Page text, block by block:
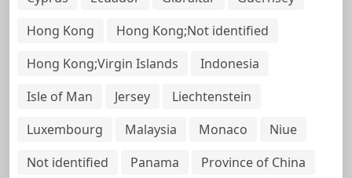
Hong Kong
Hong Kong;Not identified
Hong Kong;Virgin Islands
Indonesia
Isle of Man
Jersey
Liechtenstein
Luxembourg
Malaysia Monaco
Niue
Not identified
Panama
Province of China